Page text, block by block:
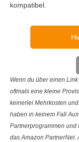
kompatibel.
Wenn du über einen
oftmals eine kleine
keinerlei Mehrkosten
haben in keinem Fall
Partnerprogrammen und
das Amazon PartnerNet.